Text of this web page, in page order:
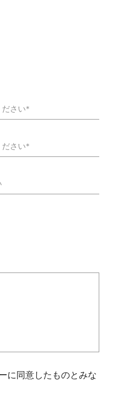
ださい*
ださい*
に同意したものとみな